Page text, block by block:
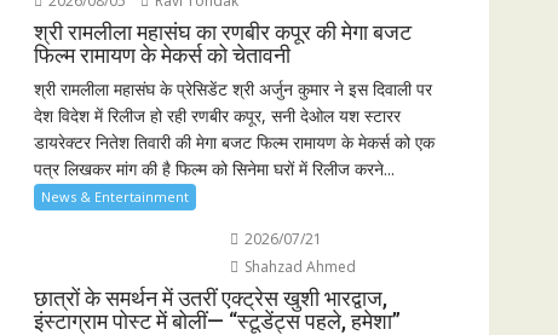
श्री रामलीला महासंघ का रणबीर कपूर की मेगा बजट
फिल्म रामायण के मेकर्स को चेतावनी
श्री रामलीला महासंघ के प्रेसिडेंट श्री अर्जुन कुमार ने इस दिवाली पर
देश विदेश में रिलीज हो रही रणबीर कपूर, सनी देओल यश स्टारर
डायरेक्टर नितेश तिवारी की मेगा बजट फिल्म रामायण के मेकर्स को एक
पत्र लिखकर मांग की है फिल्म को सिनेमा घरों में रिलीज करने...
News & Entertainment
2026/07/21
Shahzad Ahmed
छात्रों के समर्थन में उतरीं एक्ट्रेस खुशी भारद्वाज,
इंस्टाग्राम पोस्ट में बोलीं— “स्टूडेंट्स पहले, हमेशा”